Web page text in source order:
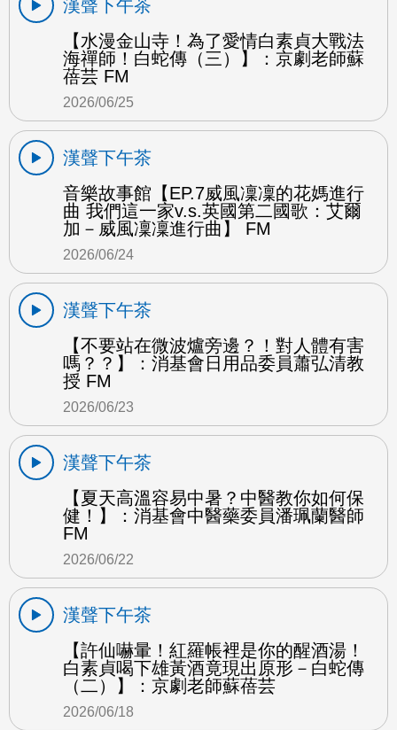
漢聲下午茶
【水漫金山寺！為了愛情白素貞大戰法
海禪師！白蛇傳（三）】：京劇老師蘇
蓓芸 FM
2026/06/25
漢聲下午茶
音樂故事館【EP.7威風凜凜的花媽進行
曲 我們這一家v.s.英國第二國歌：艾爾
加－威風凜凜進行曲】 FM
2026/06/24
漢聲下午茶
【不要站在微波爐旁邊？！對人體有害
嗎？？】：消基會日用品委員蕭弘清教
授 FM
2026/06/23
漢聲下午茶
【夏天高溫容易中暑？中醫教你如何保
健！】：消基會中醫藥委員潘珮蘭醫師
FM
2026/06/22
漢聲下午茶
【許仙嚇暈！紅羅帳裡是你的醒酒湯！
白素貞喝下雄黃酒竟現出原形－白蛇傳
（二）】：京劇老師蘇蓓芸
2026/06/18